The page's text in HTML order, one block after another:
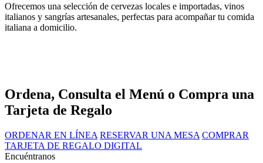
Ofrecemos una selección de cervezas locales e importadas, vinos
italianos y sangrías artesanales, perfectas para acompañar tu comida
italiana a domicilio.
Ordena, Consulta el Menú o Compra una
Tarjeta de Regalo
ORDENAR EN LÍNEA RESERVAR UNA MESA COMPRAR
TARJETA DE REGALO DIGITAL
Encuéntranos